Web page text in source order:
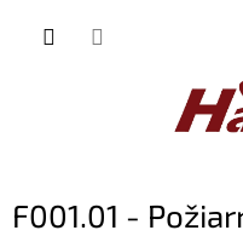
F001.01 -